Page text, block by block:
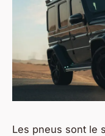
Les pneus sont le